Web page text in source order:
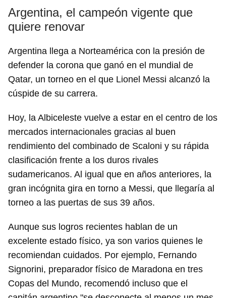
Argentina, el campeón vigente que
quiere renovar
Argentina llega a Norteamérica con la presión de
defender la corona que ganó en el mundial de
Qatar, un torneo en el que Lionel Messi alcanzó la
cúspide de su carrera.
Hoy, la Albiceleste vuelve a estar en el centro de los
mercados internacionales gracias al buen
rendimiento del combinado de Scaloni y su rápida
clasificación frente a los duros rivales
sudamericanos. Al igual que en años anteriores, la
gran incógnita gira en torno a Messi, que llegaría al
torneo a las puertas de sus 39 años.
Aunque sus logros recientes hablan de un
excelente estado físico, ya son varios quienes le
recomiendan cuidados. Por ejemplo, Fernando
Signorini, preparador físico de Maradona en tres
Copas del Mundo, recomendó incluso que el